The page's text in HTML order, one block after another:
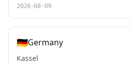
2026-08-09
🇩🇪Germany
Kassel